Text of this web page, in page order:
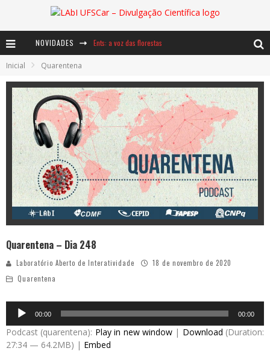
NOVIDADES Ents: a voz das florestas
Baú de Histórias - A jamais imaginada aventura com os moinhos de vento
Inicial Quarentena
Quarentena – Dia 248
Laboratório Aberto de Interatividade
18 de novembro de 2020
Quarentena
Audio
Player
00:00 00:00
Podcast (quarentena): Play in new window| Download (Duration:
27:34 — 64.2MB) | Embed